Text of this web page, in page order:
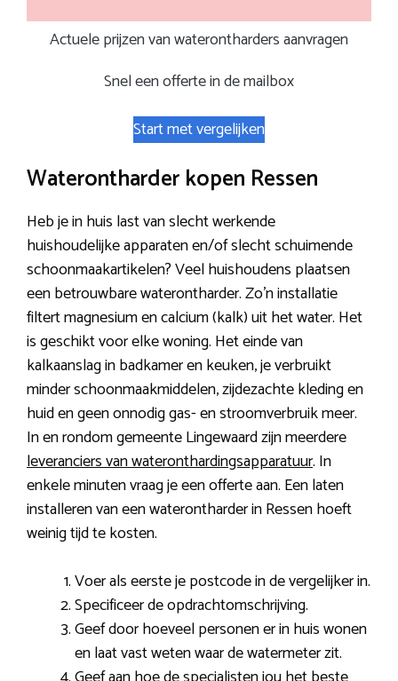
Actuele prijzen van waterontharders aanvragen
Snel een offerte in de mailbox
Start met vergelijken
Waterontharder kopen Ressen
Heb je in huis last van slecht werkende
huishoudelijke apparaten en/of slecht schuimende
schoonmaakartikelen? Veel huishoudens plaatsen
een betrouwbare waterontharder. Zo’n installatie
filtert magnesium en calcium (kalk) uit het water. Het
is geschikt voor elke woning. Het einde van
kalkaanslag in badkamer en keuken, je verbruikt
minder schoonmaakmiddelen, zijdezachte kleding en
huid en geen onnodig gas- en stroomverbruik meer.
In en rondom gemeente Lingewaard zijn meerdere
leveranciers van wateronthardingsapparatuur. In
enkele minuten vraag je een offerte aan. Een laten
installeren van een waterontharder in Ressen hoeft
weinig tijd te kosten.
Voer als eerste je postcode in de vergelijker in.
Specificeer de opdrachtomschrijving.
Geef door hoeveel personen er in huis wonen
en laat vast weten waar de watermeter zit.